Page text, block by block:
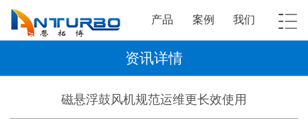
产品 案例 我们
资讯详情
磁悬浮鼓风机规范运维更长效使用